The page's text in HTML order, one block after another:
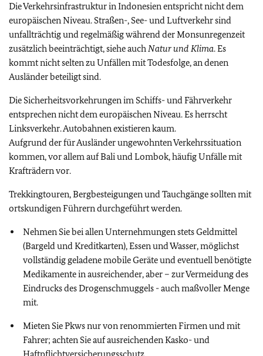
Die Verkehrsinfrastruktur in Indonesien entspricht nicht dem
europäischen Niveau. Straßen-, See- und Luftverkehr sind
unfallträchtig und regelmäßig während der Monsunregenzeit
zusätzlich beeinträchtigt, siehe auchNatur und Klima. Es
kommt nicht selten zu Unfällen mit Todesfolge, an denen
Ausländer beteiligt sind.
Die Sicherheitsvorkehrungen im Schiffs- und Fährverkehr
entsprechen nicht dem europäischen Niveau. Es herrscht
Linksverkehr. Autobahnen existieren kaum.
Aufgrund der für Ausländer ungewohnten Verkehrssituation
kommen, vor allem auf Bali und Lombok, häufig Unfälle mit
Krafträdern vor.
Trekkingtouren, Bergbesteigungen und Tauchgänge sollten mit
ortskundigen Führern durchgeführt werden.
Nehmen Sie bei allen Unternehmungen stets Geldmittel
(Bargeld und Kreditkarten), Essen und Wasser, möglichst
vollständig geladene mobile Geräte und eventuell benötigte
Medikamente in ausreichender, aber – zur Vermeidung des
Eindrucks des Drogenschmuggels - auch maßvoller Menge
mit.
Mieten Sie Pkws nur von renommierten Firmen und mit
Fahrer; achten Sie auf ausreichenden Kasko- und